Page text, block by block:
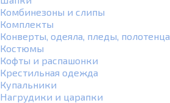
Комбинезоны и слипы
Комплекты
Конверты, одеяла, пледы, полотенца
Костюмы
Кофты и распашонки
Крестильная одежда
Купальники
Нагрудики и царапки